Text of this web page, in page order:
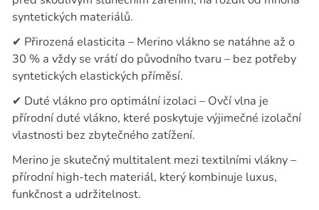
syntetických materiálů.
✔ Přirozená elasticita – Merino vlákno se natáhne až o
30 % a vždy se vrátí do původního tvaru – bez potřeby
syntetických elastických příměsí.
✔ Duté vlákno pro optimální izolaci – Ovčí vlna je
přírodní duté vlákno, které poskytuje výjimečné izolační
vlastnosti bez zbytečného zatížení.
Merino je skutečný multitalent mezi textilními vlákny –
přírodní high-tech materiál, který kombinuje luxus,
funkčnost a udržitelnost.